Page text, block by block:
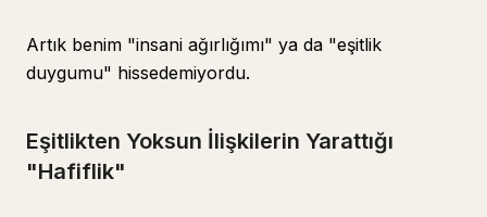
Artık benim "insani ağırlığımı" ya da "eşitlik
duygumu" hissedemiyordu.
Eşitlikten Yoksun İlişkilerin Yarattığı
"Hafiflik"